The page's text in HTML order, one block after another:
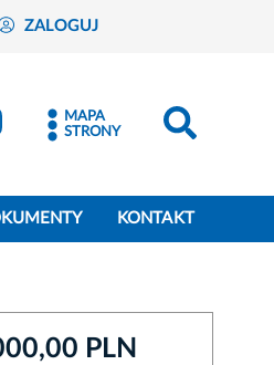
ZALOGUJ
MAPA
STRONY
KONTAKT
PLN